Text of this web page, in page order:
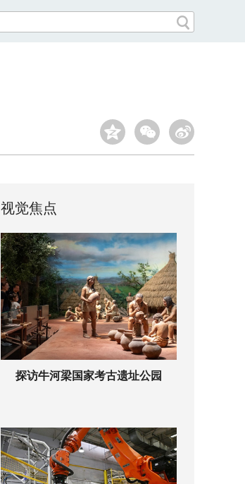
视觉焦点
探访牛河梁国家考古遗址公园